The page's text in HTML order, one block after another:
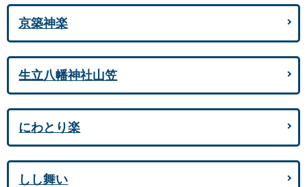
京築神楽
生立八幡神社山笠
にわとり楽
しし舞い